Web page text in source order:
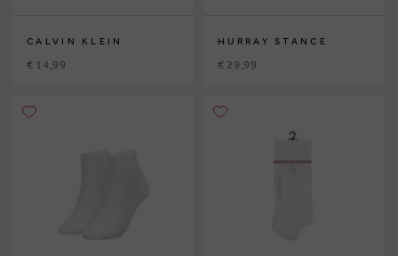
CALVIN KLEIN
€ 14,99
HURRAY STANCE
€ 29,99